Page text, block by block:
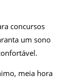
concursos
um sono
meia hora